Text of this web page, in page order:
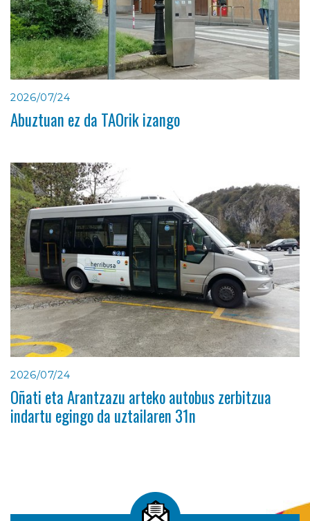
2026/07/24
Abuztuan ez da TAOrik izango
2026/07/24
Oñati eta Arantzazu arteko autobus zerbitzua
indartu egingo da uztailaren 31n